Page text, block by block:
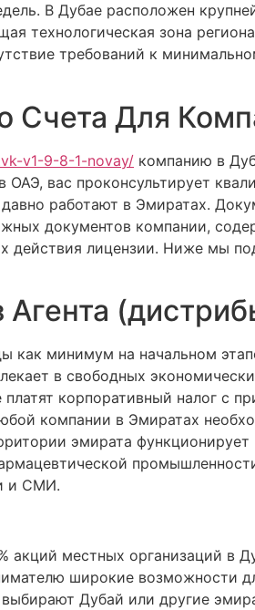
В Дубае расположен
технологическая зона
требований к
Счета Для
v1-9-8-1-novay/ компанию в
вас проконсультирует
работают в Эмиратах.
документов компании,
действия лицензии. Ниже мы
как минимум на начальном
в свободных
корпоративный налог с
компании в Эмиратах
эмирата
и СМИ.
акций местных организаций в
широкие возможности
Дубай или другие